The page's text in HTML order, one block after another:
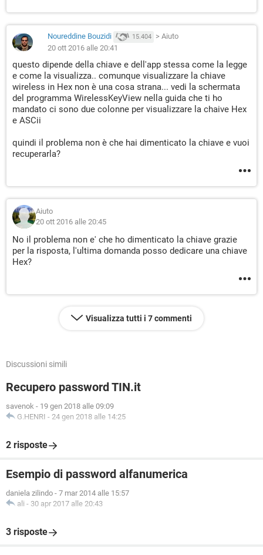
Noureddine Bouzidi 15.404 > Aiuto
20 ott 2016 alle 20:41
questo dipende della chiave e dell'app stessa come la legge
e come la visualizza.. comunque visualizzare la chiave
wireless in Hex non è una cosa strana... vedi la schermata
del programma WirelessKeyView nella guida che ti ho
mandato ci sono due colonne per visualizzare la chaive Hex
e ASCii
quindi il problema non è che hai dimenticato la chiave e vuoi
recuperarla?
Aiuto
20 ott 2016 alle 20:45
No il problema non e' che ho dimenticato la chiave grazie
per la risposta, l'ultima domanda posso dedicare una chiave
Hex?
Visualizza tutti i 7 commenti
Discussioni simili
Recupero password TIN.it
savenok - 19 gen 2018 alle 09:09
G.HENRI - 24 gen 2018 alle 14:25
2 risposte
Esempio di password alfanumerica
daniela zilindo - 7 mar 2014 alle 15:57
ali - 30 apr 2017 alle 20:43
3 risposte